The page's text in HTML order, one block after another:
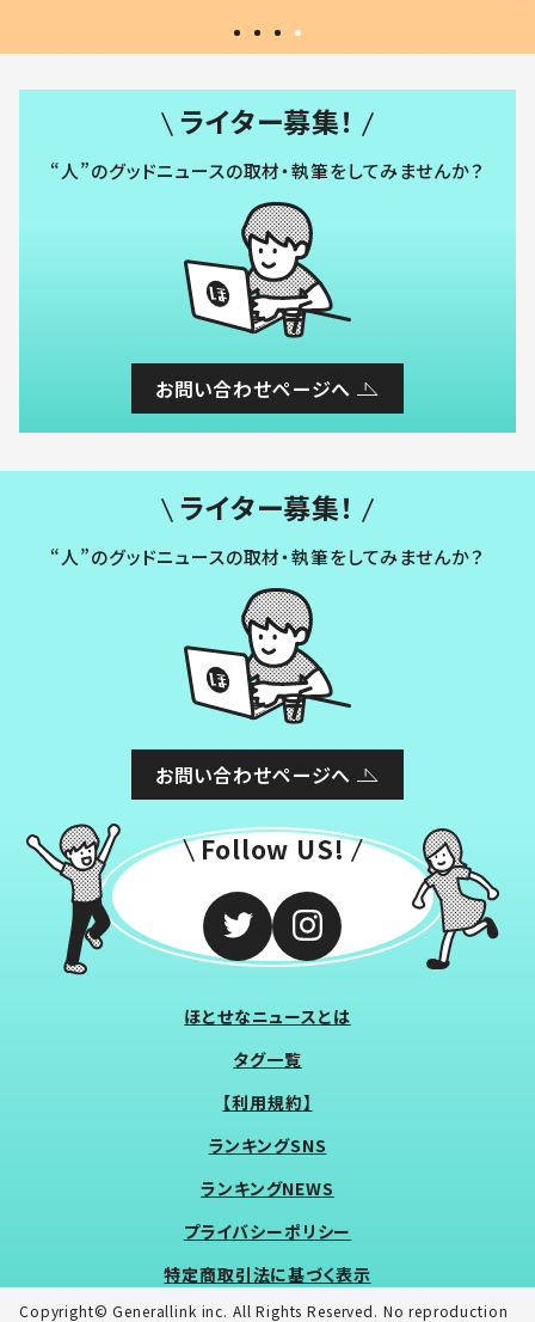
ライター募集！
“人”のグッドニュースの取材・執筆をしてみませんか？
お問い合わせページへ
ライター募集！
“人”のグッドニュースの取材・執筆をしてみませんか？
お問い合わせページへ
Follow US!
ほとせなニュースとは
タグ一覧
【利用規約】
ランキングSNS
ランキングNEWS
プライバシーポリシー
特定商取引法に基づく表示
Copyright© Generallink inc. All Rights Reserved. No reproduction